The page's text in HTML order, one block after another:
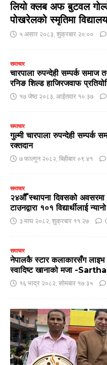
लियो क्लब अफ बुटवल
पोखरेलको स्मृतिमा
५ असार २०८३, शुक्रबार २०:००
समाचार
चारपाला रुपन्देही सम्पर्क समाज
रनिङ शिल्ड हाजिरजवाफ
१७ जेष्ठ २०८३, आईतवार १०:३७
समाचार
गुल्मी चारपाला रुपन्देही सम्पर्क
रक्तदान
७ फाल्गुन २०८२, बिहीबार ०९:४१
समाचार
२४औँ स्थापना दिवसको अवसरमा
टाउनद्वारा १०१ विद्यार्थीलाई
३ माघ २०८२, शुक्रबार ११:२७
समाचार
नेपालकै स्टार कलाकारसँग लाइभ
स्वादिष्ट खानाको मजा -
१६ भाद्र २०८२, सोमबार १७:३५